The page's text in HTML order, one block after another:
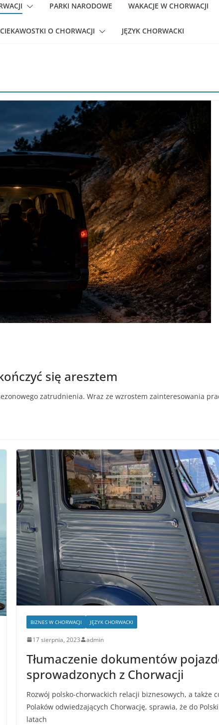
PARKI NARODOWE WAKACJE W CHORWACJI
CIEKAWOSTKI O CHORWACJI JĘZYK CHORWACKI
się aresztem
zatrudnienia. Wraz ze wzrostem zainteresowania
BIZNES W CHORWACJI JĘZYK CHORWACKI
17 sierpnia, 2023 admin
Tłumaczenie dokumentów
sprowadzonych z Chorwacji
Rozwój polsko-chorwackich relacji biznesowych, a także
Polaków odwiedzających Chorwację, sprawia, że do
latach